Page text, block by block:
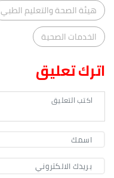
هيئة الصحة والتعليم الطبي
الخدمات الصحية
اترك تعليق